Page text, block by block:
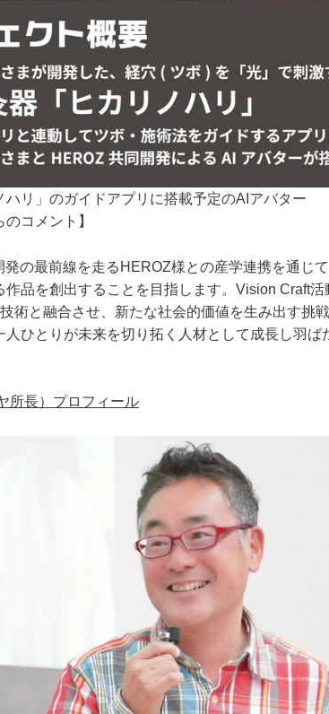
ハリ」のガイドアプリに搭載予定のAIアバター
のコメント】
発の最前線を走るHEROZ様との産学連携を通じ
作品を創出することを目指します。Vision Craft
術と融合させ、新たな社会的価値を生み出す挑
人ひとりが未来を切り拓く人材として成長し羽ば
所長）プロフィール